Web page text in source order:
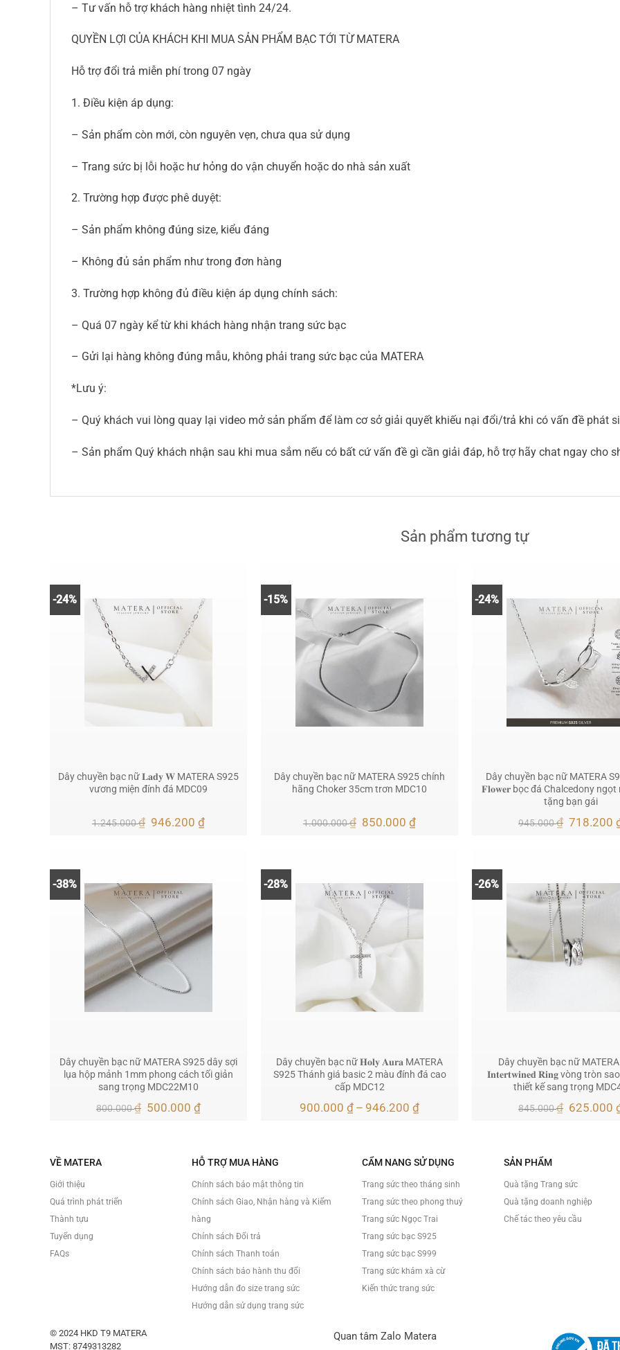
– Tư vấn hỗ trợ khách hàng nhiệt tình 24/24.
QUYỀN LỢI CỦA KHÁCH KHI MUA SẢN PHẨM BẠC TỚI TỪ MATERA
Hỗ trợ đổi trả miễn phí trong 07 ngày
1. Điều kiện áp dụng:
– Sản phẩm còn mới, còn nguyên vẹn, chưa qua sử dụng
– Trang sức bị lỗi hoặc hư hỏng do vận chuyển hoặc do nhà sản xuất
2. Trường hợp được phê duyệt:
– Sản phẩm không đúng size, kiểu đáng
– Không đủ sản phẩm như trong đơn hàng
3. Trường hợp không đủ điều kiện áp dụng chính sách:
– Quá 07 ngày kể từ khi khách hàng nhận trang sức bạc
– Gửi lại hàng không đúng mẫu, không phải trang sức bạc của MATERA
*Lưu ý:
– Quý khách vui lòng quay lại video mở sản phẩm để làm cơ sở giải quyết khiếu nại đổi/trả khi có vấn đề phát
– Sản phẩm Quý khách nhận sau khi mua sắm nếu có bất cứ vấn đề gì cần giải đáp, hỗ trợ hãy chat ngay cho
Sản phẩm tương tự
-24%
Dây chuyền bạc nữ 𝐋𝐚𝐝𝐲 𝐖 MATERA S925
vương miện đính đá MDC09
1.245.000₫ Giá
946.200₫Giá
946.200 ₫.
-15%
Dây chuyền bạc nữ MATERA S925 chính
hãng Choker 35cm trơn MDC10
1.000.000₫ Giá
850.000₫Giá
850.000 ₫.
-24%
Dây chuyền bạc nữ MATERA
𝐅𝐥𝐨𝐰𝐞𝐫 bọc đá Chalcedony ngọt
tặng bạn gái
945.000₫ Giá
718.200
-38%
Dây chuyền bạc nữ MATERA S925 dây sợi
lụa hộp mảnh 1mm phong cách tối giản
sang trọng MDC22M10
800.000₫ Giá
500.000₫Giá
500.000 ₫.
-28%
Dây chuyền bạc nữ 𝐇𝐨𝐥𝐲 𝐀𝐮𝐫𝐚 MATERA
S925 Thánh giá basic 2 màu đính đá cao
cấp MDC12
900.000 ₫ – 946.200 ₫Khoảng
đến
946.200 ₫
-26%
Dây chuyền bạc nữ
𝐈𝐧𝐭𝐞𝐫𝐭𝐰𝐢𝐧𝐞𝐝 𝐑𝐢𝐧𝐠 vòng tròn
thiết kế sang trọng
845.000₫ Giá
625.000
VỀ MATERA
Giới thiệu
Quá trình phát triển
Thành tựu
Tuyển dụng
FAQs
HỖ TRỢ MUA HÀNG
Chính sách bảo mật thông tin
Chính sách Giao, Nhận hàng và Kiểm
hàng
Chính sách Đổi trả
Chính sách Thanh toán
Chính sách bảo hành thu đổi
Hướng dẫn đo size trang sức
Hướng dẫn sử dụng trang sức
CẨM NANG SỬ DỤNG
Trang sức theo tháng sinh
Trang sức theo phong thuỷ
Trang sức Ngọc Trai
Trang sức bạc S925
Trang sức bạc S999
Trang sức khảm xà cừ
Kiến thức trang sức
SẢN PHẨM
Quà tặng Trang sức
Quà tặng doanh nghiệp
Chế tác theo yêu cầu
© 2024 HKD T9 MATERA
MST: 8749313282
Quan tâm Zalo Matera